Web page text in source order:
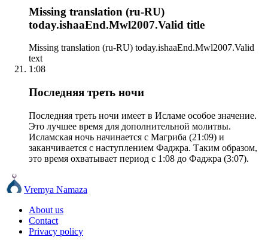
Missing translation (ru-RU)
today.ishaaEnd.Mwl2007.Valid title
Missing translation (ru-RU) today.ishaaEnd.Mwl2007.Valid
text
1:08
Последняя треть ночи
Последняя треть ночи имеет в Исламе особое значение.
Это лучшее время для дополнительной молитвы.
Исламская ночь начинается с Магриба (21:09) и
заканчивается с наступлением Фаджра. Таким образом,
это время охватывает период с 1:08 до Фаджра (3:07).
Vremya Namaza
About us
Contact
Privacy policy